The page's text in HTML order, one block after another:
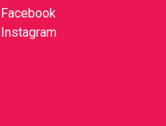
Facebook
Instagram